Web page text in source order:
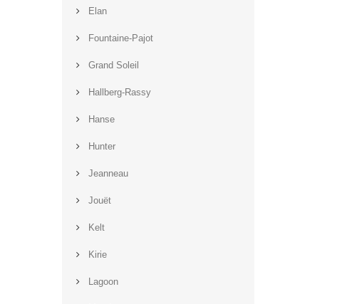
Elan
Fountaine-Pajot
Grand Soleil
Hallberg-Rassy
Hanse
Hunter
Jeanneau
Jouët
Kelt
Kirie
Lagoon